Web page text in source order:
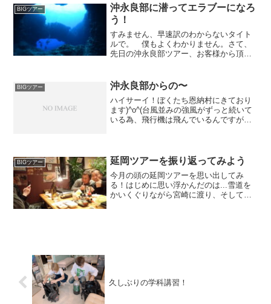
数年、毎年のように気が...
BIGツアー
沖永良部に潜ってエラブーになろ
う！
すみません、早速訳のわからないタイト
ルで。 僕もよくわかりません。さて、
先日の沖永良部ツアー、お客様から頂い
INOMATAさま撮影ケイビングもワクワク
ドキドキでし...
BIGツアー 沖永良部からの〜
ハイサーイ！ぼくたち恩納村にきており
ます)^o^(台風並みの強風がずっと続いて
いる為、飛行機は飛んでいるんですが、
さっていた皆さまご...
BIGツアー 延岡ツアーを振り返ってみよう
今月の頭の延岡ツアーを思い出してみ
る！はじめに思い浮かんだのは...雪道を
かいくぐりながら宮崎に渡り、そして美
久しぶりの学科講習！